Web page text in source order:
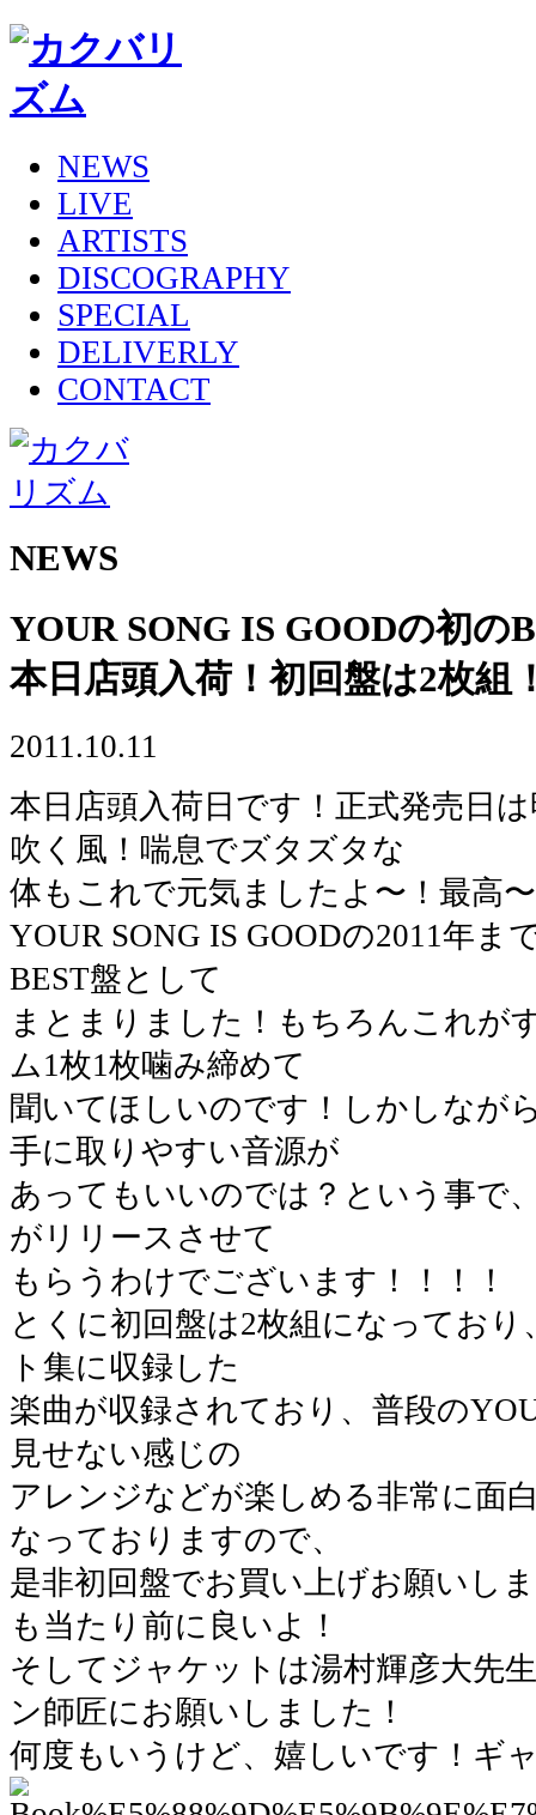
NEWS
LIVE
ARTISTS
DISCOGRAPHY
SPECIAL
DELIVERLY
CONTACT
NEWS
YOUR SONG IS GOODの初の
本日店頭入荷！初回盤は2枚組
2011.10.11
本日店頭入荷日です！正式発売日
吹く風！喘息でズタズタな
体もこれで元気ましたよ〜！最高
YOUR SONG IS GOODの2011年ま
BEST盤として
まとまりました！もちろんこれが
ム1枚1枚噛み締めて
聞いてほしいのです！しかしなが
手に取りやすい音源が
あってもいいのでは？という事で
がリリースさせて
もらうわけでございます！！！！
とくに初回盤は2枚組になってお
ト集に収録した
楽曲が収録されており、普段の
見せない感じの
アレンジなどが楽しめる非常に面
なっておりますので、
是非初回盤でお買い上げお願いし
も当たり前に良いよ！
そしてジャケットは湯村輝彦大先
ン師匠にお願いしました！
何度もいうけど、嬉しいです！ギ